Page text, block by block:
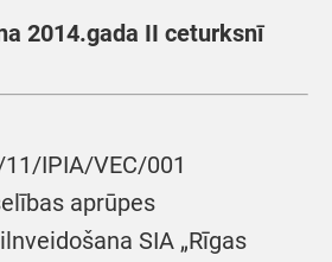
2014.gada II ceturksnī
IPIA/VEC/001
aprūpes
SIA „Rīgas